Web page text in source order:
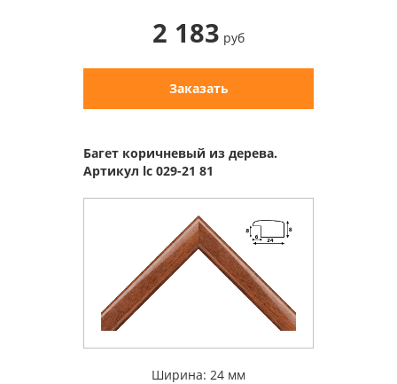
2 183 руб
Заказать
Багет коричневый из дерева.
Артикул lc 029-21 81
Ширина: 24 мм